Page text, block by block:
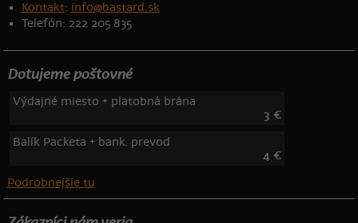
Kontakt: info@bastard.sk
Telefón: 222 205 835
Dotujeme poštovné
Výdajné miesto + platobná brána
3 €
Balík Packeta + bank. prevod
4 €
Podrobnejšie tu